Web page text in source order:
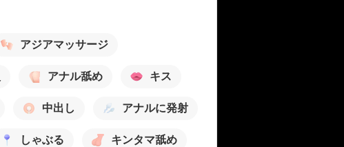
アジアマッサージ
アナル舐め キス
中出し アナルに発射
しゃぶる キンタマ舐め